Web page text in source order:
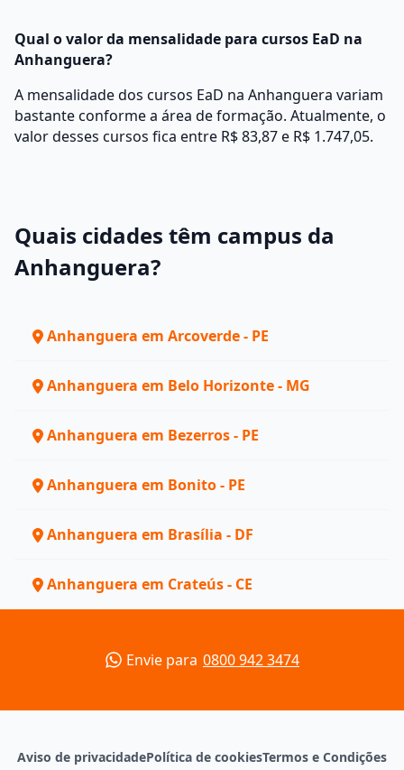
Qual o valor da mensalidade para cursos EaD na
Anhanguera?
A mensalidade dos cursos EaD na Anhanguera variam
bastante conforme a área de formação. Atualmente, o
valor desses cursos fica entre R$ 83,87 e R$ 1.747,05.
Quais cidades têm campus da
Anhanguera?
Anhanguera em Arcoverde - PE
Anhanguera em Belo Horizonte - MG
Anhanguera em Bezerros - PE
Anhanguera em Bonito - PE
Anhanguera em Brasília - DF
Anhanguera em Crateús - CE
Envie para 0800 942 3474
Aviso de privacidadePolítica de cookiesTermos e Condições